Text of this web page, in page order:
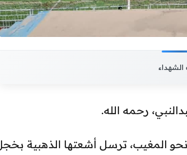
رحمه الله.
المغيب، ترسل أشعتها الذهبية